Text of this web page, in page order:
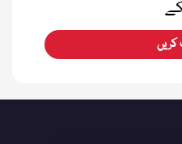
کریں